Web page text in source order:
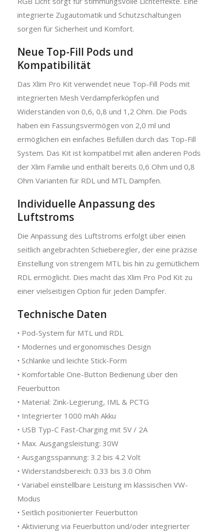
integrierte Zugautomatik und Schutzschaltungen
sorgen für Sicherheit und Komfort.
Neue Top-Fill Pods und
Kompatibilität
Das Xlim Pro Kit verwendet neue Top-Fill Pods mit
integrierten Mesh Verdampferköpfen und
Widerständen von 0,6, 0,8 und 1,2 Ohm. Die Pods
haben ein Fassungsvermögen von 2,0 ml und
ermöglichen ein einfaches Befüllen durch das Top-Fill
System. Das Kit ist kompatibel mit allen anderen Pods
der Xlim Familie und enthält bereits 0,6 Ohm und 0,8
Ohm Varianten für RDL und MTL Dampfen.
Individuelle Anpassung des
Luftstroms
Die Anpassung des Luftstroms erfolgt über einen
seitlich angebrachten Schieberegler, der eine präzise
Einstellung von strengem MTL bis hin zu gemütlichem
RDL ermöglicht. Dies macht das Xlim Pro Pod Kit zu
einer vielseitigen Option für jeden Dampfer.
Technische Daten
• Pod-System für MTL und RDL
• Modernes und ergonomisches Design
• Schlanke und leichte Stick-Form
• Komfortable One-Button Bedienung über den
Feuerbutton
• Material: Zink-Legierung, IML & PCTG
• Integrierter 1000 mAh Akku
• USB Typ-C Fast-Charging mit 5V / 2A
• Max. Ausgangsleistung: 30W
• Ausgangsspannung: 3.2 bis 4.2 Volt
• Widerstandsbereich: 0.33 bis 3.0 Ohm
• Variabel einstellbare Leistung im klassischen VW-
Modus
• Seitlich positionierter Feuerbutton
• Aktivierung via Feuerbutton und/oder integrierter